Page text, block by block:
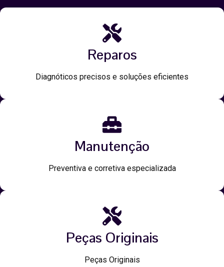
Reparos
Diagnóticos precisos e soluções eficientes
Manutenção
Preventiva e corretiva especializada
Peças Originais
Peças Originais